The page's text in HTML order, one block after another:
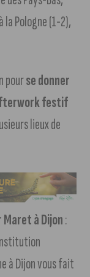
Pologne (1-2),
pourse donner
festif
lieux de
à Dijon:
à Dijon vous fait